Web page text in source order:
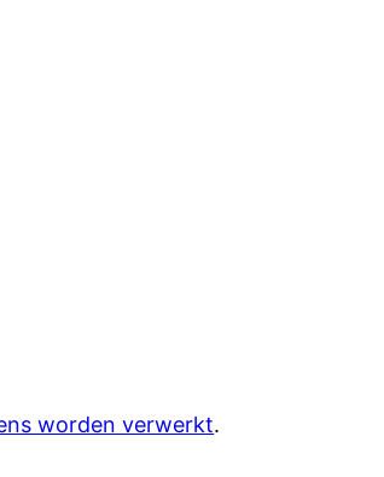
worden verwerkt.